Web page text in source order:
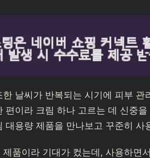
날씨가 반복되는 시기에 피부 관
편이라 크림 하나 고르는 데 신중
대용량 제품을 만나보고 꾸준히 사
품이라 기대가 컸는데, 사용하면